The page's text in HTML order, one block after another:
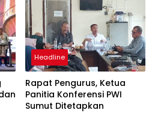
Headline
Rapat Pengurus, Ketua
Panitia Konferensi PWI
Sumut Ditetapkan